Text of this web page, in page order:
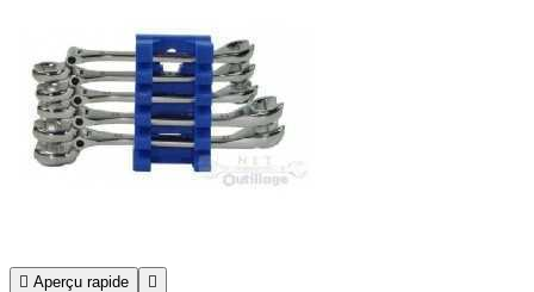
 Aperçu rapide 